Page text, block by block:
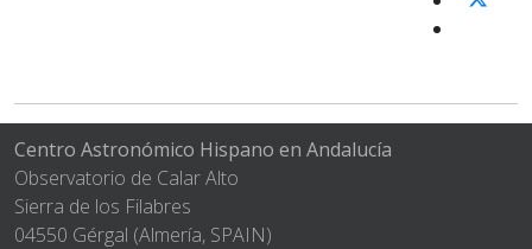
Centro Astronómico Hispano en Andalucía
Observatorio de Calar Alto
Sierra de los Filabres
04550 Gérgal (Almería, SPAIN)